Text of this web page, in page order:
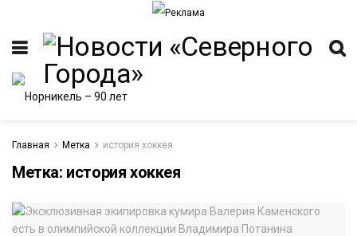
Главная Метка история хоккея
Метка: история хоккея